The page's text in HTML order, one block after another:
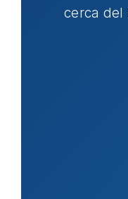
cerca del